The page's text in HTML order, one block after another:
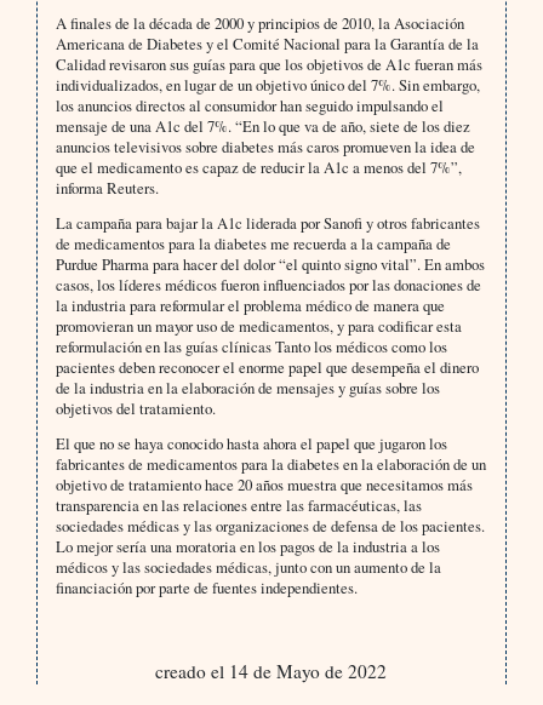
A finales de la década de 2000 y principios de 2010, la Asociación
Americana de Diabetes y el Comité Nacional para la Garantía de la
Calidad revisaron sus guías para que los objetivos de A1c fueran más
individualizados, en lugar de un objetivo único del 7%. Sin embargo,
los anuncios directos al consumidor han seguido impulsando el
mensaje de una A1c del 7%. “En lo que va de año, siete de los diez
anuncios televisivos sobre diabetes más caros promueven la idea de
que el medicamento es capaz de reducir la A1c a menos del 7%”,
informa Reuters.
La campaña para bajar la A1c liderada por Sanofi y otros fabricantes
de medicamentos para la diabetes me recuerda a la campaña de
Purdue Pharma para hacer del dolor “el quinto signo vital”. En ambos
casos, los líderes médicos fueron influenciados por las donaciones de
la industria para reformular el problema médico de manera que
promovieran un mayor uso de medicamentos, y para codificar esta
reformulación en las guías clínicas Tanto los médicos como los
pacientes deben reconocer el enorme papel que desempeña el dinero
de la industria en la elaboración de mensajes y guías sobre los
objetivos del tratamiento.
El que no se haya conocido hasta ahora el papel que jugaron los
fabricantes de medicamentos para la diabetes en la elaboración de un
objetivo de tratamiento hace 20 años muestra que necesitamos más
transparencia en las relaciones entre las farmacéuticas, las
sociedades médicas y las organizaciones de defensa de los pacientes.
Lo mejor sería una moratoria en los pagos de la industria a los
médicos y las sociedades médicas, junto con un aumento de la
financiación por parte de fuentes independientes.
creado el 14 de Mayo de 2022